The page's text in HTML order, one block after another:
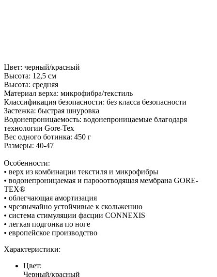
Цвет: черный/красный
Высота: 12,5 см
Высота: средняя
Материал верха: микрофибра/текстиль
Классификация безопасности: без класса безопасности
Застежка: быстрая шнуровка
Водонепроницаемость: водонепроницаемые благодаря
технологии Gore-Tex
Вес одного ботинка: 450 г
Размеры: 40-47
Особенности:
• верх из комбинации текстиля и микрофибры
• водонепроницаемая и парооотводящая мембрана GORE-
TEX®
• облегчающая амортизация
• чрезвычайно устойчивые к скольжению
• система стимуляции фасции CONNEXIS
• легкая подгонка по ноге
• европейское производство
Характеристики:
Цвет:
Черный/красный